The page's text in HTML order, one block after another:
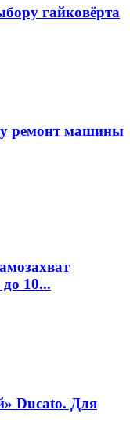
гайковёрта
ремонт машины
10...
Ducato. Для